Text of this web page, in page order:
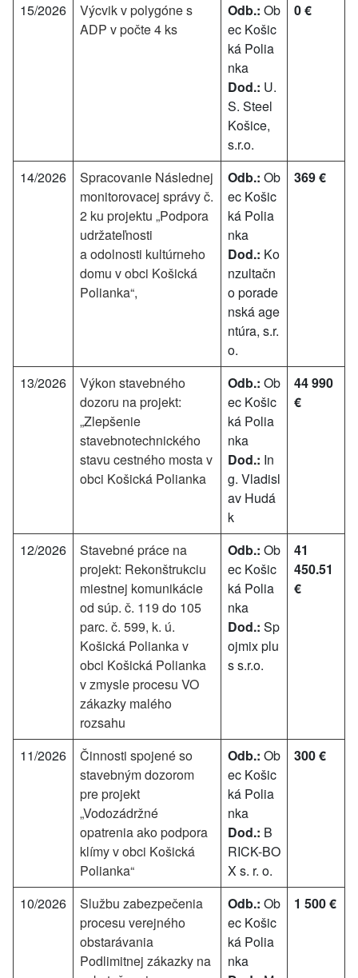
15/2026
Výcvik v polygóne s
ADP v počte 4 ks
Odb.: Ob
ec Košic
ká Polia
nka
Dod.: U.
S. Steel
Košice,
s.r.o.
0 €
14/2026
Spracovanie Následnej
monitorovacej správy č.
2 ku projektu „Podpora
udržateľnosti
a odolnosti kultúrneho
domu v obci Košická
Polianka“,
Odb.: Ob
ec Košic
ká Polia
nka
Dod.: Ko
nzultačn
o porade
nská age
ntúra, s.r.
o.
369 €
13/2026
Výkon stavebného
dozoru na projekt:
„Zlepšenie
stavebnotechnického
stavu cestného mosta v
obci Košická Polianka
Odb.: Ob
ec Košic
ká Polia
nka
Dod.: In
g. Vladisl
av Hudá
k
44 990
€
12/2026
Stavebné práce na
projekt: Rekonštrukciu
miestnej komunikácie
od súp. č. 119 do 105
parc. č. 599, k. ú.
Košická Polianka v
obci Košická Polianka
v zmysle procesu VO
zákazky malého
rozsahu
Odb.: Ob
ec Košic
ká Polia
nka
Dod.: Sp
ojmix plu
s s.r.o.
41
450.51
€
11/2026
Činnosti spojené so
stavebným dozorom
pre projekt
„Vodozádržné
opatrenia ako podpora
klímy v obci Košická
Polianka“
Odb.: Ob
ec Košic
ká Polia
nka
Dod.: B
RICK-BO
X s. r. o.
300 €
10/2026
Službu zabezpečenia
procesu verejného
obstarávania
Podlimitnej zákazky na
Odb.: Ob
ec Košic
ká Polia
nka
1 500 €